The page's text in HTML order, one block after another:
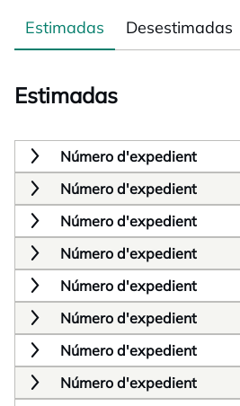
Estimadas Desestimadas
Estimadas
Número d'expedient
Número d'expedient
Número d'expedient
Número d'expedient
Número d'expedient
Número d'expedient
Número d'expedient
Número d'expedient